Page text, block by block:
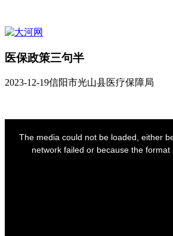
医保政策三句半
2023-12-19信阳市光山县医疗保障局